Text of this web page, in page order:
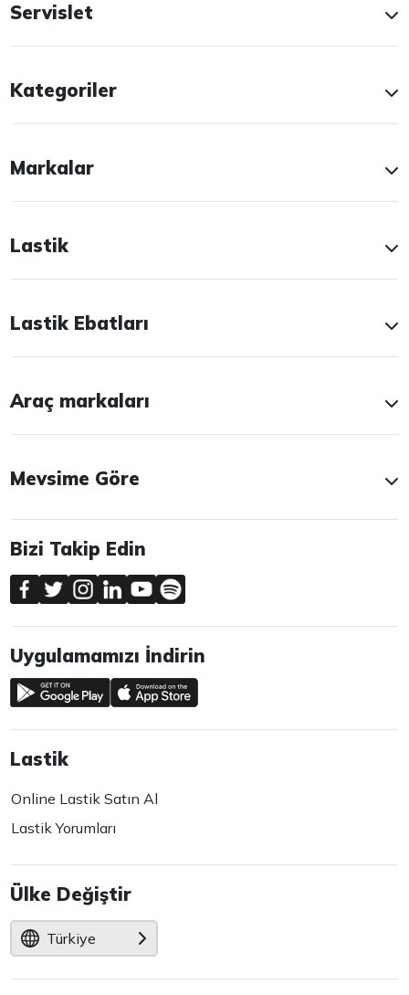
Servislet
Kategoriler
Markalar
Lastik
Lastik Ebatları
Araç markaları
Mevsime Göre
Bizi Takip Edin
Uygulamamızı İndirin
Lastik
Online Lastik Satın Al
Lastik Yorumları
Ülke Değiştir
Türkiye